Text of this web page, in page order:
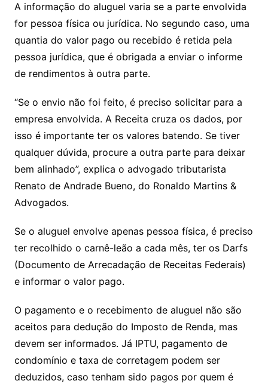
A informação do aluguel varia se a parte envolvida
for pessoa física ou jurídica. No segundo caso, uma
quantia do valor pago ou recebido é retida pela
pessoa jurídica, que é obrigada a enviar o informe
de rendimentos à outra parte.
“Se o envio não foi feito, é preciso solicitar para a
empresa envolvida. A Receita cruza os dados, por
isso é importante ter os valores batendo. Se tiver
qualquer dúvida, procure a outra parte para deixar
bem alinhado”, explica o advogado tributarista
Renato de Andrade Bueno, do Ronaldo Martins &
Advogados.
Se o aluguel envolve apenas pessoa física, é preciso
ter recolhido o carnê-leão a cada mês, ter os Darfs
(Documento de Arrecadação de Receitas Federais)
e informar o valor pago.
O pagamento e o recebimento de aluguel não são
aceitos para dedução do Imposto de Renda, mas
devem ser informados. Já IPTU, pagamento de
condomínio e taxa de corretagem podem ser
deduzidos, caso tenham sido pagos por quem é